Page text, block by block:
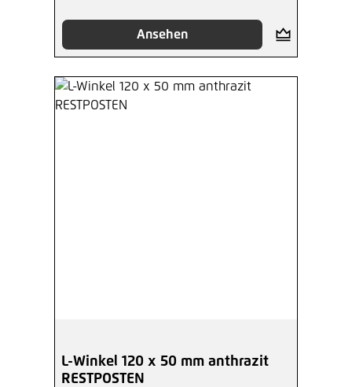
Ansehen
L-Winkel 120 x 50 mm anthrazit
RESTPOSTEN